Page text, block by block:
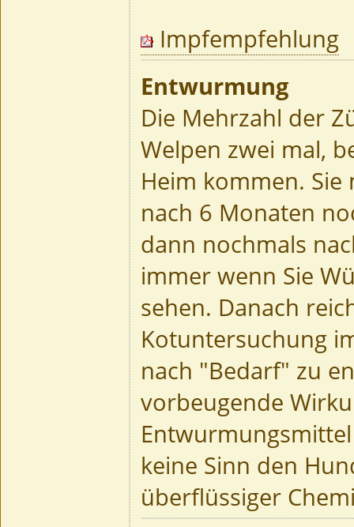
Impfempfehlung
Entwurmung
Die Mehrzahl der
Welpen zwei mal,
Heim kommen.
nach 6 Monaten
dann nochmals
immer wenn Sie
sehen. Danach
Kotuntersuchung
nach "Bedarf" zu
vorbeugende
keine Sinn den
überflüssiger